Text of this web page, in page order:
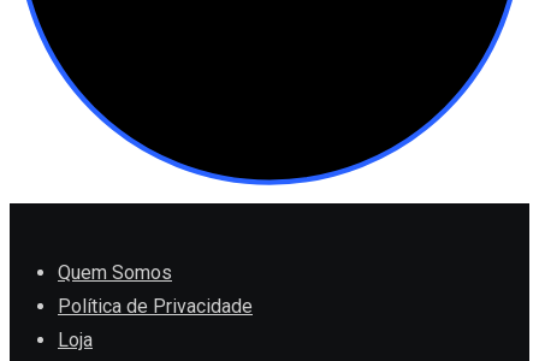
Quem Somos
Política de Privacidade
Loja